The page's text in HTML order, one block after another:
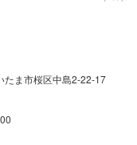
客様にご負担いただいてお
ースに駐車してくださ
とお伝えください。ご案
、祝日営業時間：
たま市桜区中島2-22-17